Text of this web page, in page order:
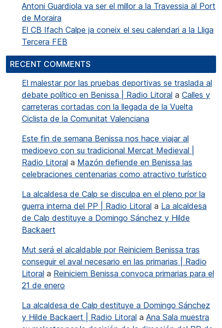
Antoni Guardiola va ser el millor a la Travessia al Port
de Moraira
El CB Ifach Calpe ja coneix el seu calendari a la Lliga
Tercera FEB
RECENT COMMENTS
El malestar por las pruebas deportivas se traslada al
debate político en Benissa | Radio Litoral a Calles y
carreteras cortadas con la llegada de la Vuelta
Ciclista de la Comunitat Valenciana
Este fin de semana Benissa nos hace viajar al
medioevo con su tradicional Mercat Medieval |
Radio Litoral a Mazón defiende en Benissa las
celebraciones centenarias como atractivo turístico
La alcaldesa de Calp se disculpa en el pleno por la
guerra interna del PP | Radio Litoral a La alcaldesa
de Calp destituye a Domingo Sánchez y Hilde
Backaert
Mut será el alcaldable por Reiniciem Benissa tras
conseguir el aval necesario en las primarias | Radio
Litoral a Reiniciem Benissa convoca primarias para el
21 de enero
La alcaldesa de Calp destituye a Domingo Sánchez
y Hilde Backaert | Radio Litoral a Ana Sala muestra